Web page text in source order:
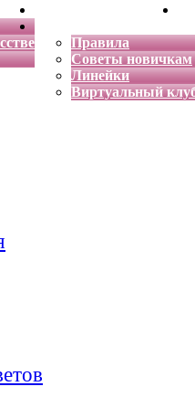
Энциклопедия кошек
Правила
Советы новичкам
Линейки
Виртуальный